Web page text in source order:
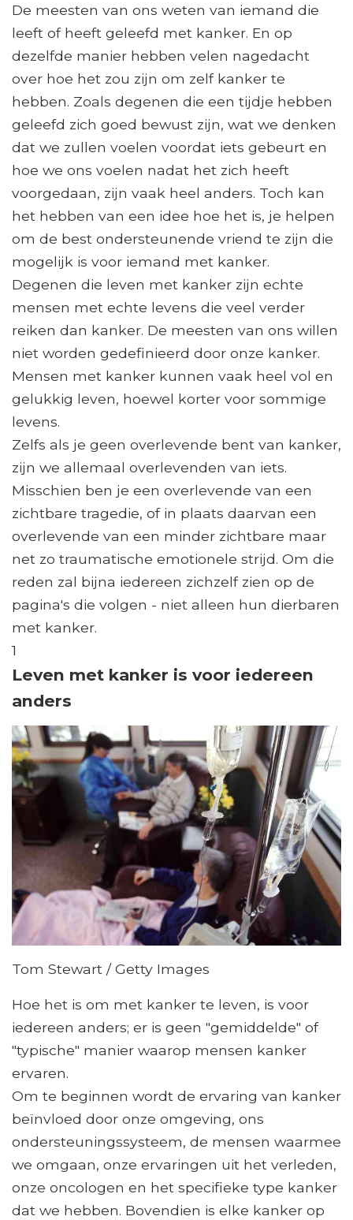
De meesten van ons weten van iemand die
leeft of heeft geleefd met kanker. En op
dezelfde manier hebben velen nagedacht
over hoe het zou zijn om zelf kanker te
hebben. Zoals degenen die een tijdje hebben
geleefd zich goed bewust zijn, wat we denken
dat we zullen voelen voordat iets gebeurt en
hoe we ons voelen nadat het zich heeft
voorgedaan, zijn vaak heel anders. Toch kan
het hebben van een idee hoe het is, je helpen
om de best ondersteunende vriend te zijn die
mogelijk is voor iemand met kanker.
Degenen die leven met kanker zijn echte
mensen met echte levens die veel verder
reiken dan kanker. De meesten van ons willen
niet worden gedefinieerd door onze kanker.
Mensen met kanker kunnen vaak heel vol en
gelukkig leven, hoewel korter voor sommige
levens.
Zelfs als je geen overlevende bent van kanker,
zijn we allemaal overlevenden van iets.
Misschien ben je een overlevende van een
zichtbare tragedie, of in plaats daarvan een
overlevende van een minder zichtbare maar
net zo traumatische emotionele strijd. Om die
reden zal bijna iedereen zichzelf zien op de
pagina's die volgen - niet alleen hun dierbaren
met kanker.
1
Leven met kanker is voor iedereen
anders
Tom Stewart / Getty Images
Hoe het is om met kanker te leven, is voor
iedereen anders; er is geen "gemiddelde" of
"typische" manier waarop mensen kanker
ervaren.
Om te beginnen wordt de ervaring van kanker
beïnvloed door onze omgeving, ons
ondersteuningssysteem, de mensen waarmee
we omgaan, onze ervaringen uit het verleden,
onze oncologen en het specifieke type kanker
dat we hebben. Bovendien is elke kanker op